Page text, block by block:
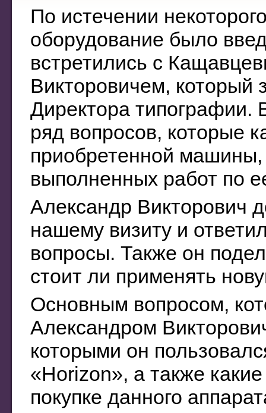
По истечении
оборудование было
встретились с
Викторовичем, который
Директора
ряд вопросов, которые
приобретенной машины,
выполненных работ по
Александр Викторович
нашему визиту и
вопросы. Также он
стоит ли применять
Основным вопросом,
Александром
которыми он
«Horizon», а также
покупке данного